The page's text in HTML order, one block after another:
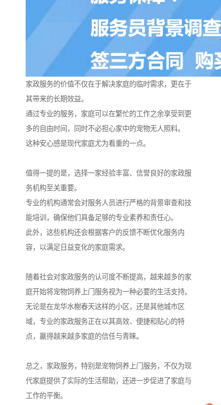
家政服务的价值不仅在于解决家庭的临时需求，更在于
其带来的长期效益。
通过专业的服务，家庭可以在繁忙的工作之余享受到更
多的自由时间，同时不必担心家中的宠物无人照料。
这种安心感是现代家庭尤为看重的一点。
值得一提的是，选择一家经验丰富、信誉良好的家政服
务机构至关重要。
专业的机构通常会对服务人员进行严格的背景审查和技
能培训，确保他们具备足够的专业素养和责任心。
此外，这些机构还会根据客户的反馈不断优化服务内
容，以满足日益变化的家庭需求。
随着社会对家政服务的认可度不断提高，越来越多的家
庭开始将宠物饲养上门服务视为一种必要的生活支持。
无论是在龙华水榭春天这样的小区，还是其他城市区
域，专业的家政服务正在以其高效、便捷和贴心的特
点，赢得越来越多家庭的信任与青睐。
总之，家政服务，特别是宠物饲养上门服务，不仅为现
代家庭提供了实际的生活帮助，还进一步促进了家庭与
工作的平衡。